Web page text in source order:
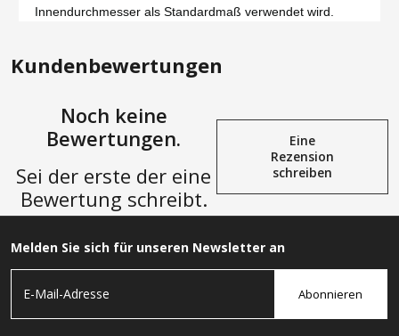
Innendurchmesser als Standardmaß verwendet wird.
Kundenbewertungen
Noch keine
Bewertungen.
Sei der erste der eine
Bewertung schreibt.
Eine
Rezension
schreiben
Melden Sie sich für unseren Newsletter an
Abonnieren